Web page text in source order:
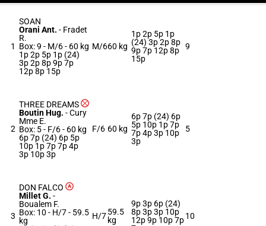
1
SOAN
Orani Ant. - Fradet
R.
Box: 9 - M/6 - 60 kg
1p 2p 5p 1p (24)
3p 2p 8p 9p 7p
12p 8p 15p
M/660 kg
1p 2p 5p 1p
(24) 3p 2p 8p
9p 7p 12p 8p
15p
9
2
THREE DREAMS
Boutin Hug. -Cury
Mme E.
Box: 5 - F/6 - 60 kg
6p 7p (24) 6p 5p
10p 1p 7p 7p 4p
3p 10p 3p
F/6 60 kg
6p 7p (24) 6p
5p 10p 1p 7p
7p 4p 3p 10p
3p
5
3
DON FALCO
Millet G. -
Boualem F.
Box: 10 - H/7 - 59.5
kg
H/759.5
kg
9p 3p 6p (24)
8p 3p 3p 10p
12p 9p 10p 7p10